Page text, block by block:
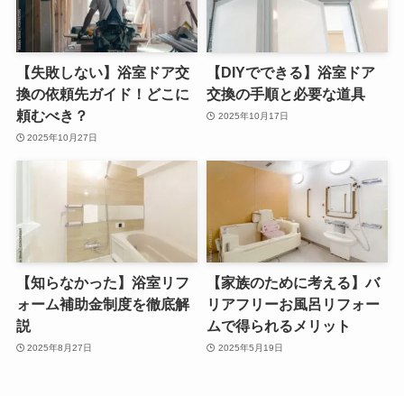
【失敗しない】浴室ドア交
換の依頼先ガイド！どこに
頼むべき？
2025年10月27日
【DIYでできる】浴室ドア
交換の手順と必要な道具
2025年10月17日
【知らなかった】浴室リフ
ォーム補助金制度を徹底解
説
2025年8月27日
【家族のために考える】バ
リアフリーお風呂リフォー
ムで得られるメリット
2025年5月19日